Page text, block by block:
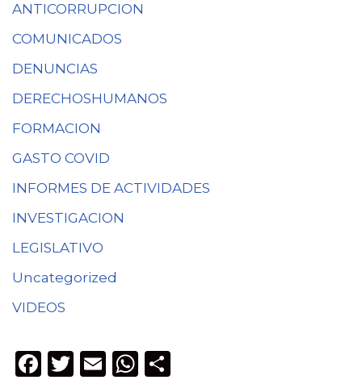
ANTICORRUPCION
COMUNICADOS
DENUNCIAS
DERECHOSHUMANOS
FORMACION
GASTO COVID
INFORMES DE ACTIVIDADES
INVESTIGACION
LEGISLATIVO
Uncategorized
VIDEOS
F
T
E
W